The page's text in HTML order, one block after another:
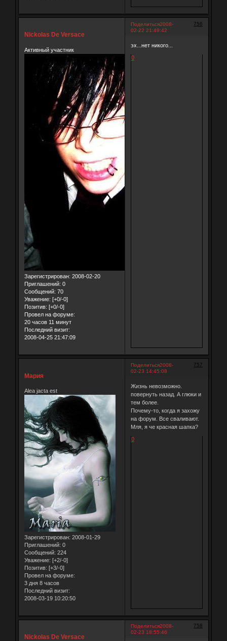
Поделиться 756
2008-
02-22 21:49:42
Nickolas De Versace
Активный участник
Зарегистрирован: 2008-02-20
Приглашений: 0
Сообщений: 70
Уважение: [+0/-0]
Позитив: [+0/-0]
Провел на форуме:
20 часов 11 минут
Последний визит:
2008-04-25 21:47:09
эх...нет никого...
0
Поделиться 757
2008-
02-23 14:45:08
Мария
Alea jacta est
Зарегистрирован: 2008-01-29
Приглашений: 0
Сообщений: 224
Уважение: [+2/-0]
Позитив: [+3/-0]
Провел на форуме:
3 дня 8 часов
Последний визит:
2008-03-19 10:20:50
Жизнь невозможно.
повернуть назад. А глюки и
тем более.
Почему-то, когда я захожу
на форум. Все сваливают.
Мля, я че красная шапка?
0
Поделиться 758
2008-
02-23 18:55:46
Nickolas De Versace